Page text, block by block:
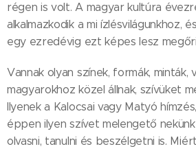
régen is volt. A magyar kultúra
alkalmazkodik a mi ízlésvilágunkhoz,
egy ezredévig ezt képes lesz
Vannak olyan színek, formák, minták,
magyarokhoz közel állnak, szívüket
Ilyenek a Kalocsai vagy Matyó
éppen ilyen szívet melengető
olvasni, tanulni és beszélgetni is.